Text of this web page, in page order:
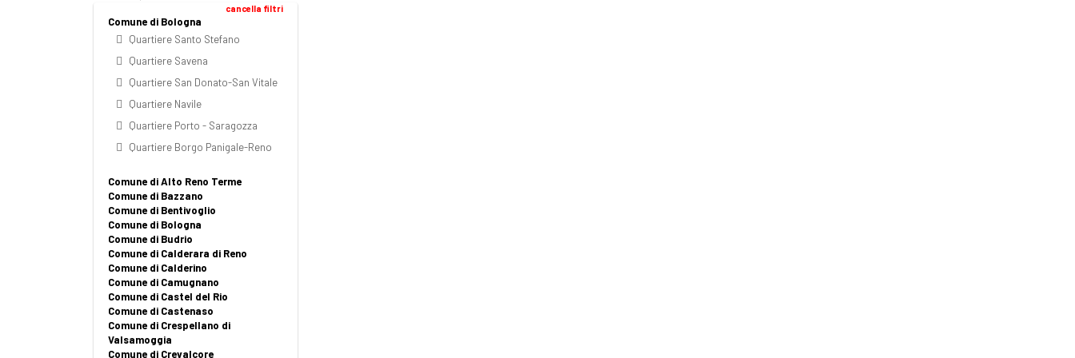
cancella filtri
Comune di Bologna
Quartiere Santo Stefano
Quartiere Savena
Quartiere San Donato-San Vitale
Quartiere Navile
Quartiere Porto - Saragozza
Quartiere Borgo Panigale-Reno
Comune di Alto Reno Terme
Comune di Bazzano
Comune di Bentivoglio
Comune di Bologna
Comune di Budrio
Comune di Calderara di Reno
Comune di Calderino
Comune di Camugnano
Comune di Castel del Rio
Comune di Castenaso
Comune di Crespellano di
Valsamoggia
Comune di Crevalcore